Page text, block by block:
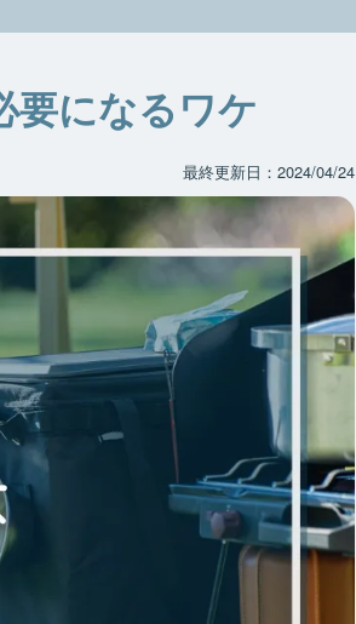
要になるワケ
最終更新日：2024/04/24